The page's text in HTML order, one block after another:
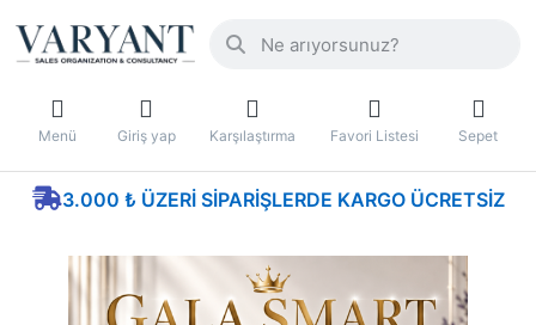
Menü Giriş yap Karşılaştırma Favori Listesi Sepet
3.000 ₺ ÜZERI SIPARIŞLERDE KARGO ÜCRETSIZ